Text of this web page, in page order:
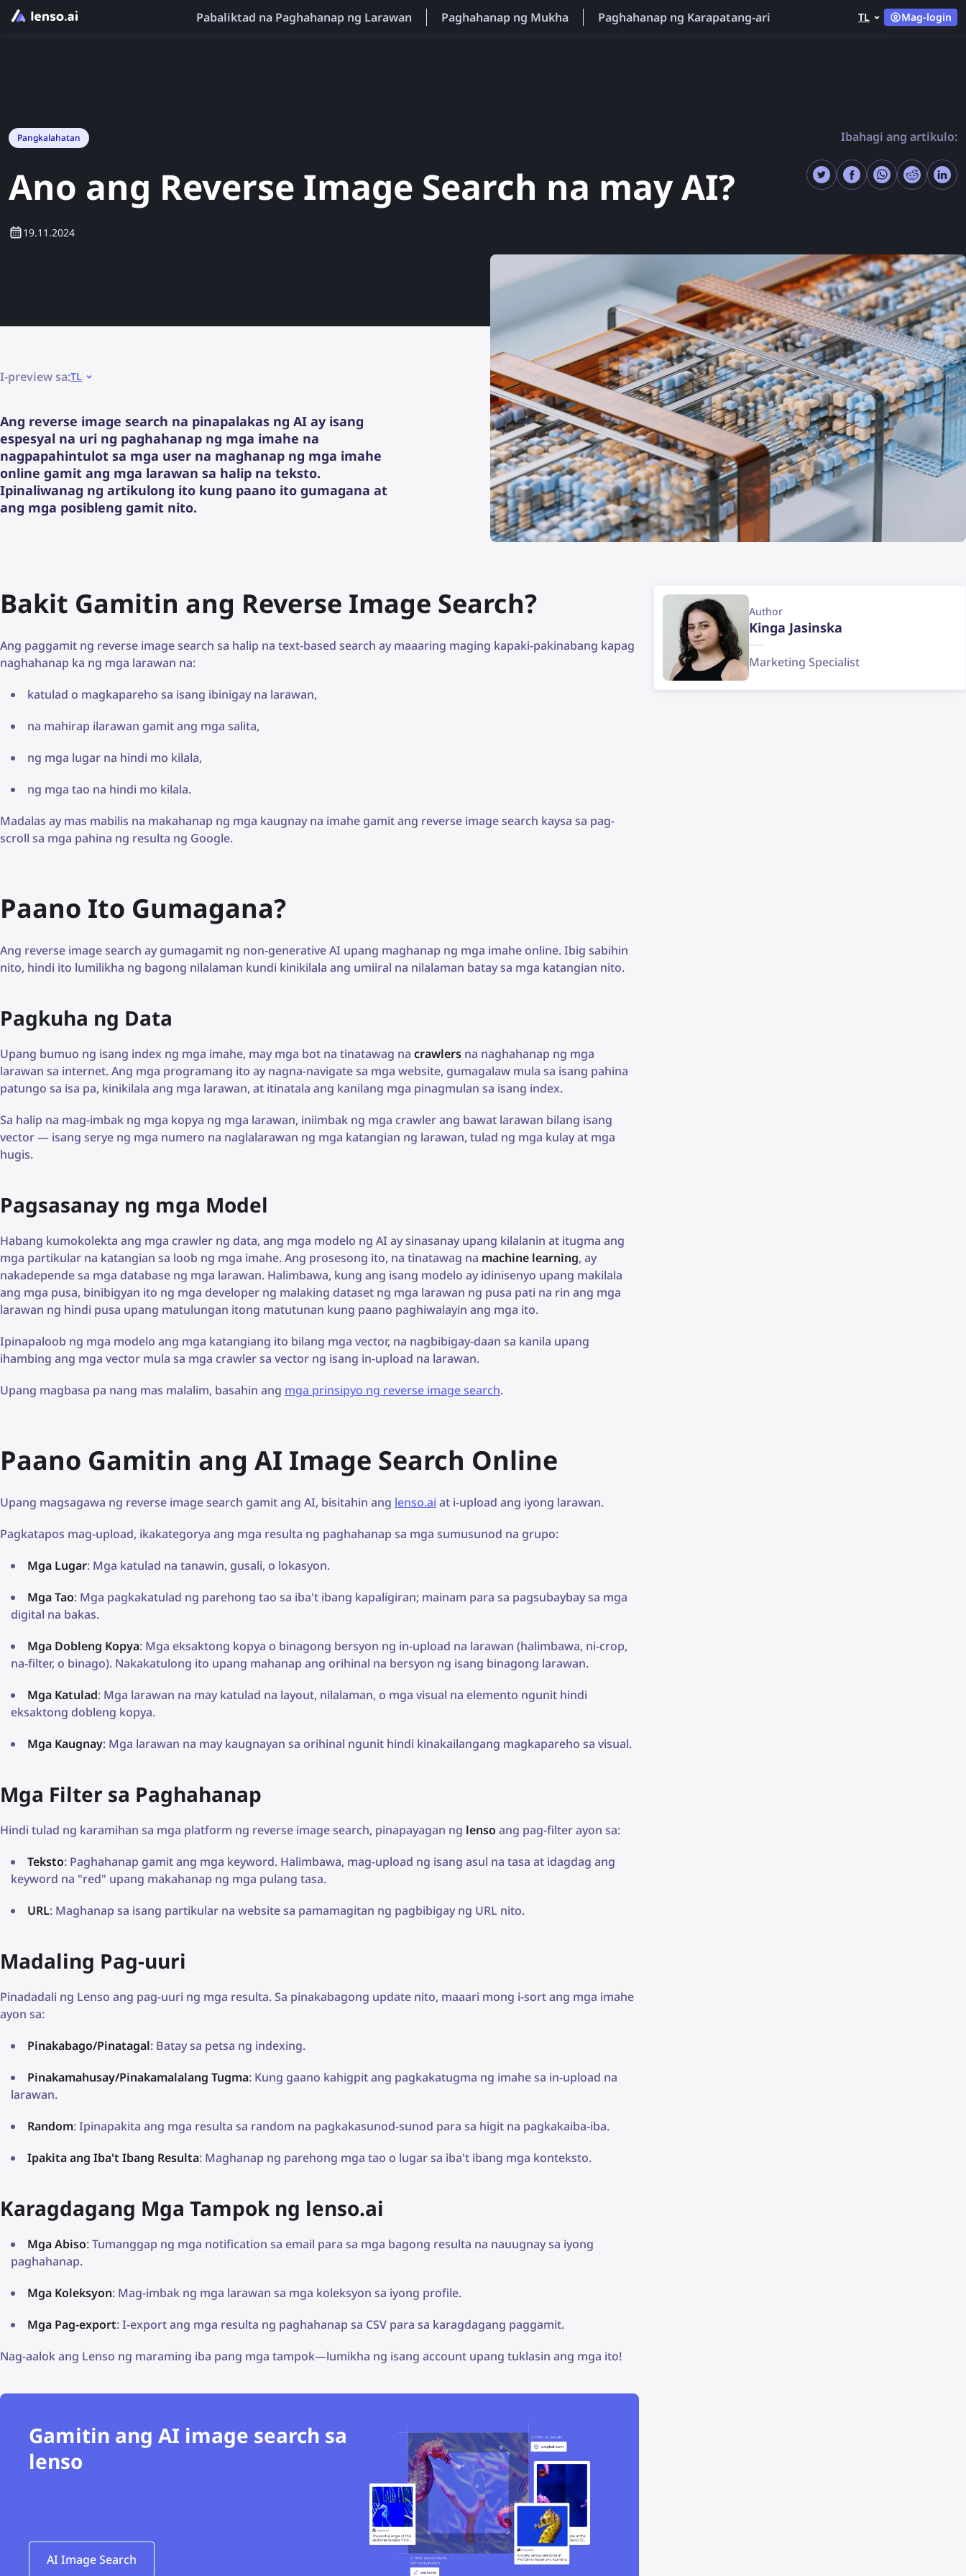
Pabaliktad na Paghahanap ng Larawan Paghahanap ng Mukha Paghahanap ng Karapatang-ari TL Mag-login
Pangkalahatan
Ano ang Reverse Image Search na may AI?
19.11.2024
Ibahagi ang artikulo:
I-preview sa:TL
Ang reverse image search na pinapalakas ng AI ay isang
espesyal na uri ng paghahanap ng mga imahe na
nagpapahintulot sa mga user na maghanap ng mga imahe
online gamit ang mga larawan sa halip na teksto.
Ipinaliwanag ng artikulong ito kung paano ito gumagana at
ang mga posibleng gamit nito.
Bakit Gamitin ang Reverse Image Search?
Ang paggamit ng reverse image search sa halip na text-based search ay maaaring maging kapaki-pakinabang kapag
naghahanap ka ng mga larawan na:
katulad o magkapareho sa isang ibinigay na larawan,
na mahirap ilarawan gamit ang mga salita,
ng mga lugar na hindi mo kilala,
ng mga tao na hindi mo kilala.
Madalas ay mas mabilis na makahanap ng mga kaugnay na imahe gamit ang reverse image search kaysa sa pag-
scroll sa mga pahina ng resulta ng Google.
Paano Ito Gumagana?
Ang reverse image search ay gumagamit ng non-generative AI upang maghanap ng mga imahe online. Ibig sabihin
nito, hindi ito lumilikha ng bagong nilalaman kundi kinikilala ang umiiral na nilalaman batay sa mga katangian nito.
Pagkuha ng Data
Upang bumuo ng isang index ng mga imahe, may mga bot na tinatawag na crawlers na naghahanap ng mga
larawan sa internet. Ang mga programang ito ay nagna-navigate sa mga website, gumagalaw mula sa isang pahina
patungo sa isa pa, kinikilala ang mga larawan, at itinatala ang kanilang mga pinagmulan sa isang index.
Sa halip na mag-imbak ng mga kopya ng mga larawan, iniimbak ng mga crawler ang bawat larawan bilang isang
vector — isang serye ng mga numero na naglalarawan ng mga katangian ng larawan, tulad ng mga kulay at mga
hugis.
Pagsasanay ng mga Model
Habang kumokolekta ang mga crawler ng data, ang mga modelo ng AI ay sinasanay upang kilalanin at itugma ang
mga partikular na katangian sa loob ng mga imahe. Ang prosesong ito, na tinatawag na machine learning, ay
nakadepende sa mga database ng mga larawan. Halimbawa, kung ang isang modelo ay idinisenyo upang makilala
ang mga pusa, binibigyan ito ng mga developer ng malaking dataset ng mga larawan ng pusa pati na rin ang mga
larawan ng hindi pusa upang matulungan itong matutunan kung paano paghiwalayin ang mga ito.
Ipinapaloob ng mga modelo ang mga katangiang ito bilang mga vector, na nagbibigay-daan sa kanila upang
ihambing ang mga vector mula sa mga crawler sa vector ng isang in-upload na larawan.
Upang magbasa pa nang mas malalim, basahin ang mga prinsipyo ng reverse image search.
Paano Gamitin ang AI Image Search Online
Upang magsagawa ng reverse image search gamit ang AI, bisitahin ang lenso.ai at i-upload ang iyong larawan.
Pagkatapos mag-upload, ikakategorya ang mga resulta ng paghahanap sa mga sumusunod na grupo:
Mga Lugar: Mga katulad na tanawin, gusali, o lokasyon.
Mga Tao: Mga pagkakatulad ng parehong tao sa iba't ibang kapaligiran; mainam para sa pagsubaybay sa mga
digital na bakas.
Mga Dobleng Kopya: Mga eksaktong kopya o binagong bersyon ng in-upload na larawan (halimbawa, ni-crop,
na-filter, o binago). Nakakatulong ito upang mahanap ang orihinal na bersyon ng isang binagong larawan.
Mga Katulad: Mga larawan na may katulad na layout, nilalaman, o mga visual na elemento ngunit hindi
eksaktong dobleng kopya.
Mga Kaugnay: Mga larawan na may kaugnayan sa orihinal ngunit hindi kinakailangang magkapareho sa visual.
Mga Filter sa Paghahanap
Hindi tulad ng karamihan sa mga platform ng reverse image search, pinapayagan ng lenso ang pag-filter ayon sa:
Teksto: Paghahanap gamit ang mga keyword. Halimbawa, mag-upload ng isang asul na tasa at idagdag ang
keyword na "red" upang makahanap ng mga pulang tasa.
URL: Maghanap sa isang partikular na website sa pamamagitan ng pagbibigay ng URL nito.
Madaling Pag-uuri
Pinadadali ng Lenso ang pag-uuri ng mga resulta. Sa pinakabagong update nito, maaari mong i-sort ang mga imahe
ayon sa:
Pinakabago/Pinatagal: Batay sa petsa ng indexing.
Pinakamahusay/Pinakamalalang Tugma: Kung gaano kahigpit ang pagkakatugma ng imahe sa in-upload na
larawan.
Random: Ipinapakita ang mga resulta sa random na pagkakasunod-sunod para sa higit na pagkakaiba-iba.
Ipakita ang Iba't Ibang Resulta: Maghanap ng parehong mga tao o lugar sa iba't ibang mga konteksto.
Karagdagang Mga Tampok ng lenso.ai
Mga Abiso: Tumanggap ng mga notification sa email para sa mga bagong resulta na nauugnay sa iyong
paghahanap.
Mga Koleksyon: Mag-imbak ng mga larawan sa mga koleksyon sa iyong profile.
Mga Pag-export: I-export ang mga resulta ng paghahanap sa CSV para sa karagdagang paggamit.
Nag-aalok ang Lenso ng maraming iba pang mga tampok—lumikha ng isang account upang tuklasin ang mga ito!
Gamitin ang AI image search sa
lenso
AI Image Search
Author
Kinga Jasinska
Marketing Specialist